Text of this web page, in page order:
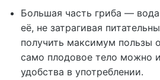
Большая часть гриба —
её, не затрагивая
получить максимум пользы
само плодовое тело можно
удобства в употреблении.